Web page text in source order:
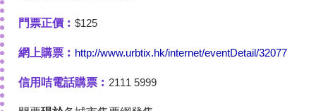
門票正價︰ $125
網上購票︰ http://www.urbtix.hk/internet/eventDetail/32077
信用咭電話購票︰ 2111 5999